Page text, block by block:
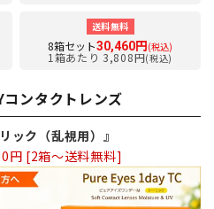
送料無料
8箱セット30,460円 (税込)
1箱あたり 3,808円(税込)
ンタクトレンズ
ック（乱視用）』
円 [2箱～送料無料]